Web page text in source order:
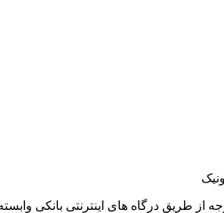
از طریق درگاه های اینترنتی بانکی